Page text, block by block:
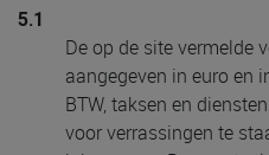
5.1
De op de site vermelde
aangegeven in euro en
BTW, taksen en
voor verrassingen te